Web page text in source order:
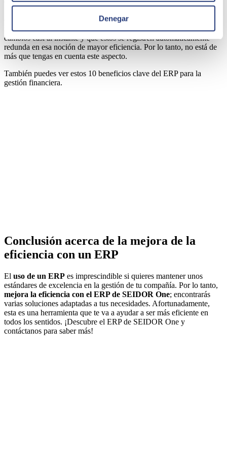
Denegar
evidente que, si tardas menos tiempo en hacer las cosas, tardarás
menos en conseguir lo que te propongas. La capacidad de realizar
cambios casi al instante y que estos se registren automáticamente
redunda en esa noción de mayor eficiencia. Por lo tanto, no está de
más que tengas en cuenta este aspecto.
También puedes ver estos 10 beneficios clave del ERP para la
gestión financiera.
Conclusión acerca de la mejora de la
eficiencia con un ERP
El uso de un ERP es imprescindible si quieres mantener unos
estándares de excelencia en la gestión de tu compañía. Por lo tanto,
mejora la eficiencia con el ERP de SEIDOR One; encontrarás
varias soluciones adaptadas a tus necesidades. Afortunadamente,
esta es una herramienta que te va a ayudar a ser más eficiente en
todos los sentidos. ¡Descubre el ERP de SEIDOR One y
contáctanos para saber más!